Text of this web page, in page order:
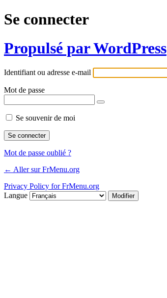
Se connecter
Propulsé par WordPress
Identifiant ou adresse e-mail
Mot de passe
Se souvenir de moi
Mot de passe oublié ?
← Aller sur FrMenu.org
Privacy Policy for FrMenu.org
Langue